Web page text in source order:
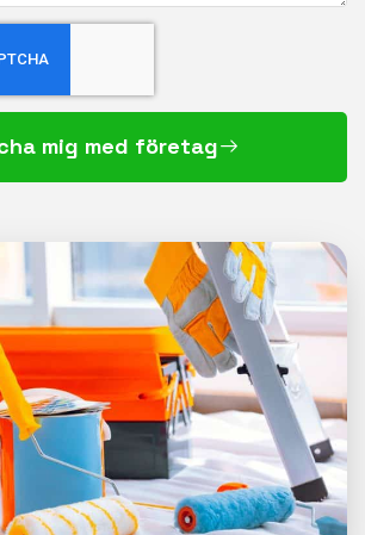
mig med företag